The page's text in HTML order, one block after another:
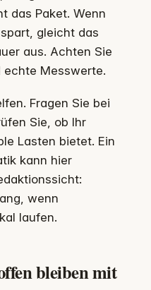
das Paket. Wenn
gleicht das
aus. Achten Sie
echte Messwerte.
Fragen Sie bei
Sie, ob Ihr
Lasten bietet. Ein
kann hier
wenn
laufen.
bleiben mit